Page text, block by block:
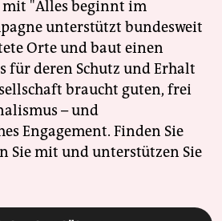
"Alles beginnt im
unterstützt bundesweit
Orte und baut einen
für deren Schutz und Erhalt
braucht guten, frei
– und
Engagement. Finden Sie
Sie mit und unterstützen Sie